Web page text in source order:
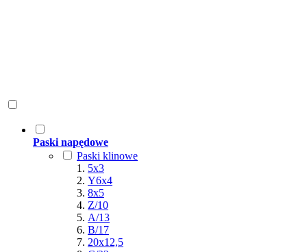
Paski napędowe
Paski klinowe
5x3
Y6x4
8x5
Z/10
A/13
B/17
20x12,5